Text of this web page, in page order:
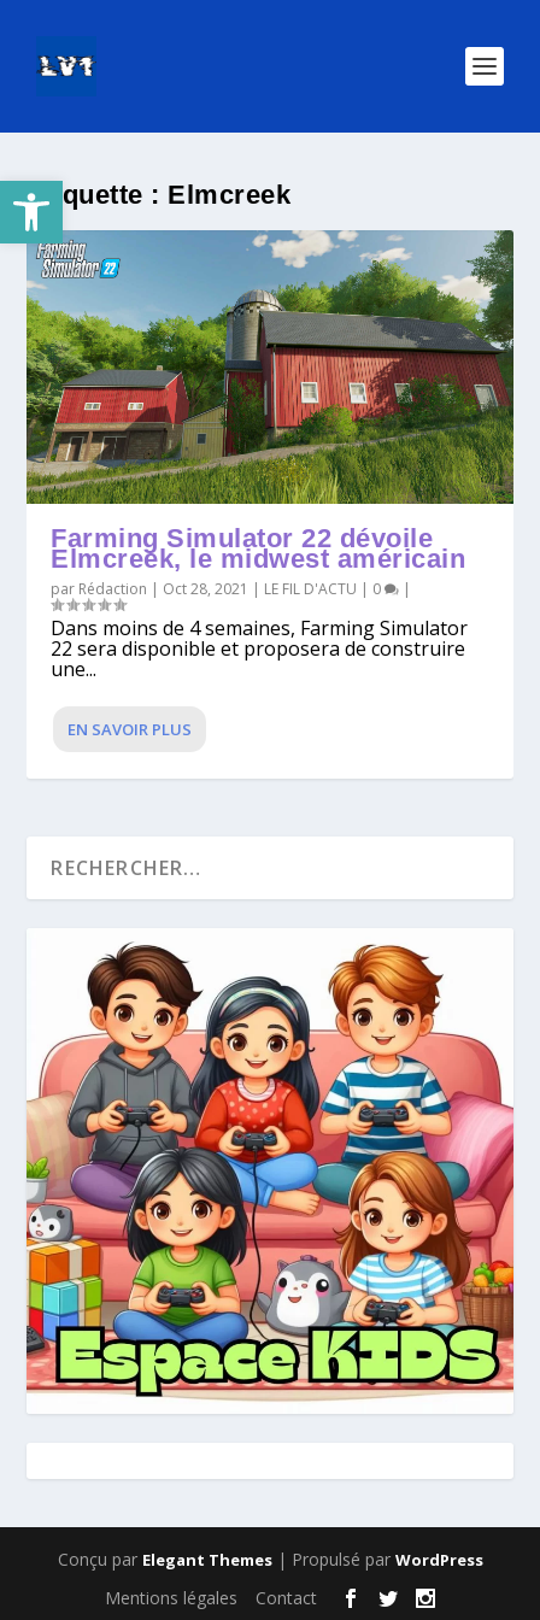
Ouvrir la barre d’outilsÉtiquette : Elmcreek
Farming Simulator 22 dévoile
Elmcreek, le midwest américain
par Rédaction | Oct 28, 2021 | LE FIL D'ACTU | 0 |
Dans moins de 4 semaines, Farming Simulator
22 sera disponible et proposera de construire
une...
EN SAVOIR PLUS
Conçu par Elegant Themes| Propulsé par WordPress
Mentions légales Contact